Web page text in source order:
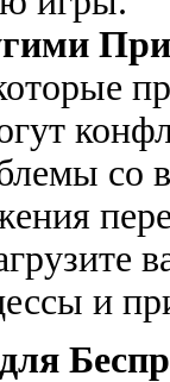
со
и